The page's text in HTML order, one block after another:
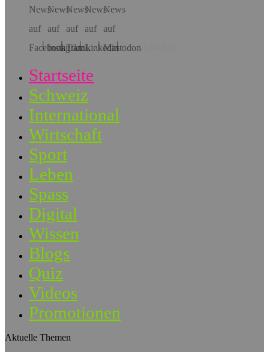
Hol dir die App!
Startseite
Schweiz
International
Wirtschaft
Sport
Leben
Spass
Digital
Wissen
Blogs
Quiz
Videos
Promotionen
Aktuelle Themen